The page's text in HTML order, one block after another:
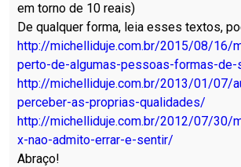
em torno de 10 reais)
De qualquer forma, leia esses textos,
http://michelliduje.com.br/2015/08/16/
perto-de-algumas-pessoas-formas-de-
http://michelliduje.com.br/2013/01/07/
perceber-as-proprias-qualidades/
http://michelliduje.com.br/2012/07/30/
x-nao-admito-errar-e-sentir/
Abraço!